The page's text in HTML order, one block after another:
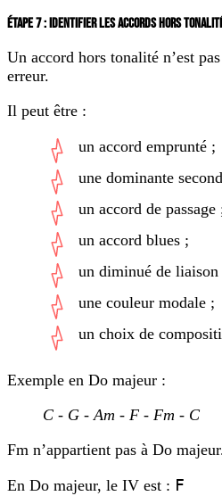
ÉTAPE 7 : IDENTIFIER LES ACCORDS HORS
Un accord hors tonalité n’est
erreur.
Il peut être :
un accord emprunté ;
une dominante
un accord de passage
un accord blues ;
un diminué de liaison
une couleur modale ;
un choix de
Exemple en Do majeur :
C - G - Am - F - Fm - C
Fm n’appartient pas à Do
En Do majeur, le IV est : F